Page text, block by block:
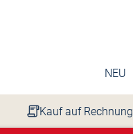
NEU
Kauf auf Rechnung